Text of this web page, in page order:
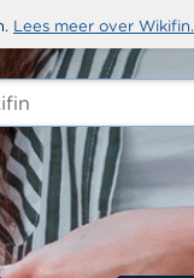
Lees meer over Wikifin.